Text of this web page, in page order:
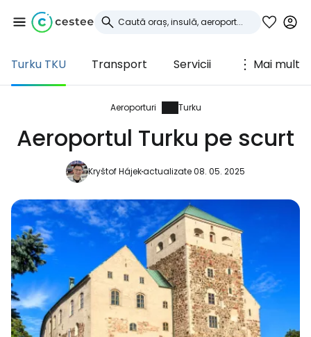
Turku TKU Transport Servicii Mai mult
Aeroporturi Turku
Aeroportul Turku pe scurt
Kryštof Hájekactualizate 08. 05. 2025
Conectați-vă la
Cestee
... comunitatea mondială a călătorilor
Continuați cu Facebook
Continuați cu e-mailul